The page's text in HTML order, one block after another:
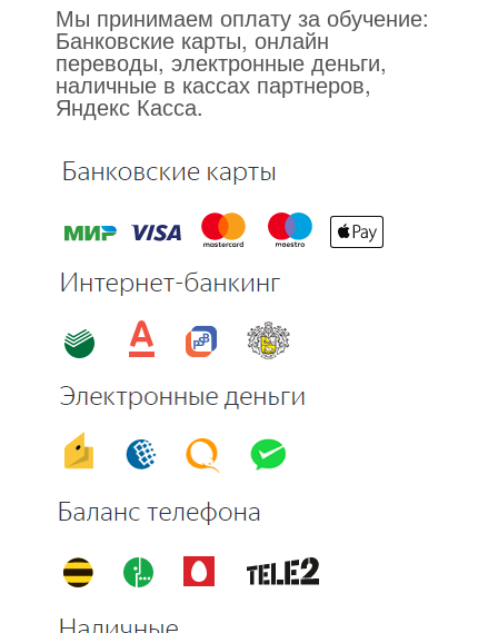
Мы принимаем оплату за обучение:
Банковские карты, онлайн
переводы, электронные деньги,
наличные в кассах партнеров,
Яндекс Касса.